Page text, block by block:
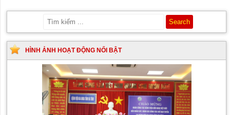
HÌNH ẢNH HOẠT ĐỘNG NỔI BẬT